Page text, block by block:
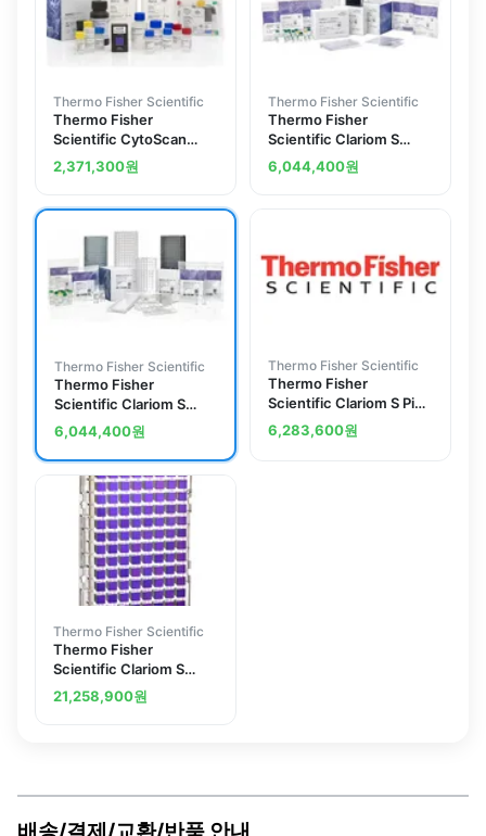
Thermo Fisher Scientific
Thermo Fisher
Scientific CytoScan
Amplification Kit
2,371,300원
Thermo Fisher Scientific
Thermo Fisher
Scientific Clariom S
Assay HT, rat, 30
reactions
6,044,400원
Thermo Fisher Scientific
Thermo Fisher
Scientific Clariom S
Assay HT, human, 30
reactions
6,044,400원
Thermo Fisher Scientific
Thermo Fisher
Scientific Clariom S Pico
Assay HT, mouse, 30
reactions
6,283,600원
Thermo Fisher Scientific
Thermo Fisher
Scientific Clariom S
Array, human
21,258,900원
배송/결제/교환/반품 안내